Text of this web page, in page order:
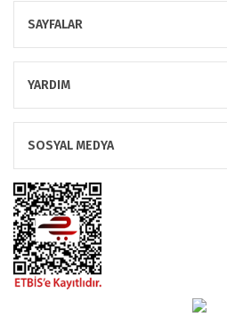
SAYFALAR
YARDIM
SOSYAL MEDYA